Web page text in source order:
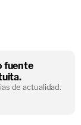
fuente
de actualidad.